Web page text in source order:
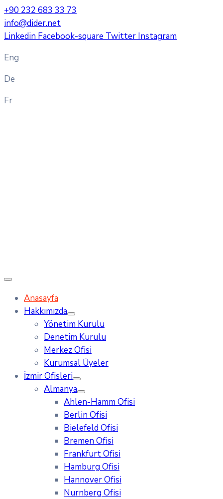
+90 232 683 33 73
info@dider.net
Linkedin Facebook-square Twitter Instagram
Eng
De
Fr
Anasayfa
Hakkımızda
Yönetim Kurulu
Denetim Kurulu
Merkez Ofisi
Kurumsal Üyeler
İzmir Ofisleri
Almanya
Ahlen-Hamm Ofisi
Berlin Ofisi
Bielefeld Ofisi
Bremen Ofisi
Frankfurt Ofisi
Hamburg Ofisi
Hannover Ofisi
Nurnberg Ofisi